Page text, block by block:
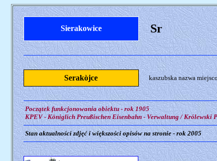
Sierakowice Sr
Serakòjce kaszubska nazwa
Początek funkcjonowania obiektu - rok 1905
KPEV - Königlich Preußischen Eisenbahn - Verwaltung / Królewski
Stan aktualności zdjęć i większości opisów na stronie - rok 2005